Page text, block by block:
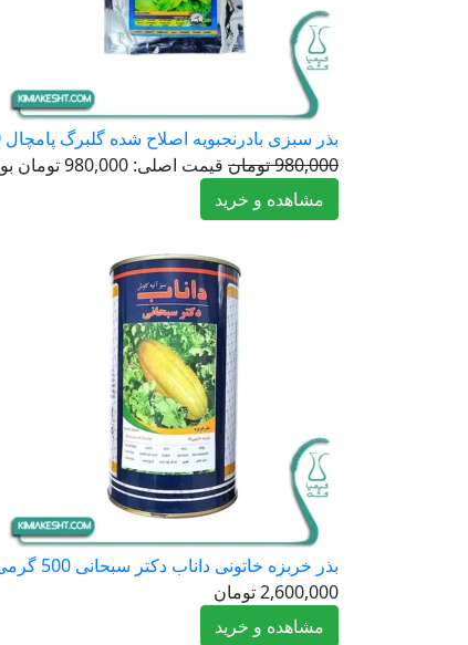
بذر سبزی بادرنجبویه اصلاح شده گلبرگ پامچال 100 گرمی
980,000تومان قیمت اصلی: 980,000 تومان بود.
مشاهده و خرید
بذر خربزه خاتونی داناب دکتر سبحانی 500 گرمی
2,600,000تومان
مشاهده و خرید